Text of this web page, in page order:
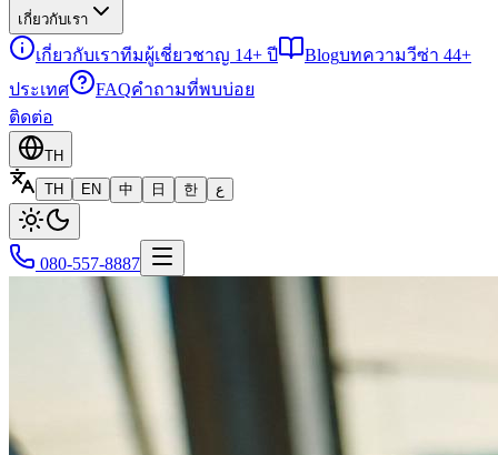
เกี่ยวกับเรา
เกี่ยวกับเราทีมผู้เชี่ยวชาญ 14+ ปี Blogบทความวีซ่า 44+
ประเทศ
FAQคำถามที่พบบ่อย
ติดต่อ
TH
TH
EN 中 日 한 ع
080-557-8887